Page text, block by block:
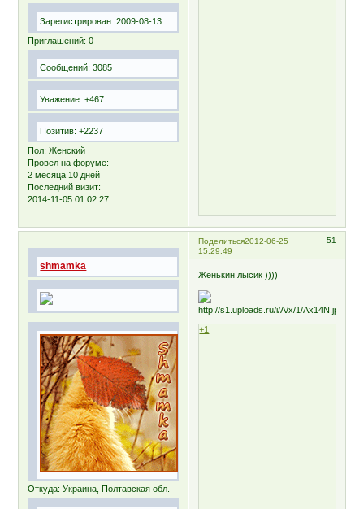
Зарегистрирован: 2009-08-13
Приглашений: 0
Сообщений: 3085
Уважение: +467
Позитив: +2237
Пол: Женский
Провел на форуме:
2 месяца 10 дней
Последний визит:
2014-11-05 01:02:27
Поделиться 51
2012-06-25
15:29:49
shmamka
Откуда: Украина, Полтавская обл.
Женькин лысик ))))
+1